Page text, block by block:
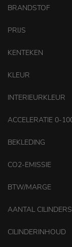
BRANDSTOF
PRIJS
KENTEKEN
KLEUR
INTERIEURKLEUR
ACCELERATIE 0-
BEKLEDING
CO2-EMISSIE
BTW/MARGE
AANTAL CILINDERS
CILINDERINHOUD